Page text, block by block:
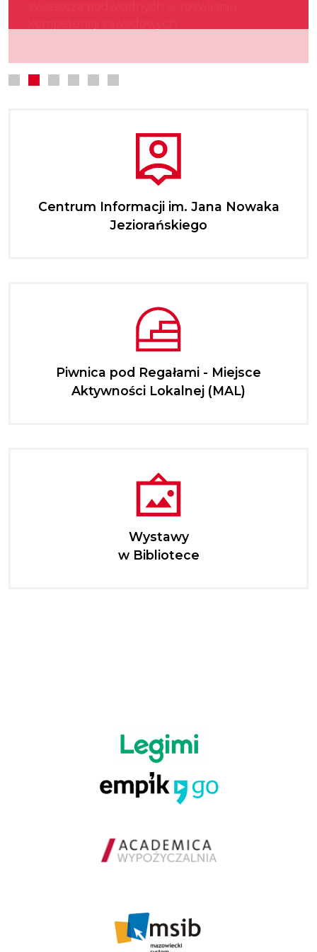
Centrum Informacji im. Jana Nowaka
Jeziorańskiego
Piwnica pod Regałami - Miejsce
Aktywności Lokalnej (MAL)
Wystawy
w Bibliotece